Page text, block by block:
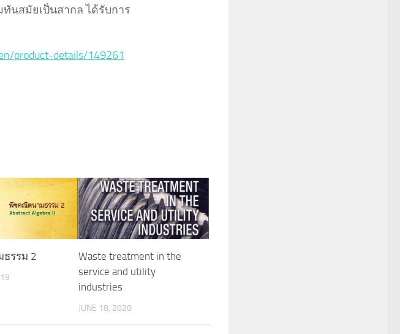
นสมัยเป็นสากล ได้รับการ
product-details/149261
รรม 2
Waste treatment in the
service and utility
industries
JUNE 18, 2020